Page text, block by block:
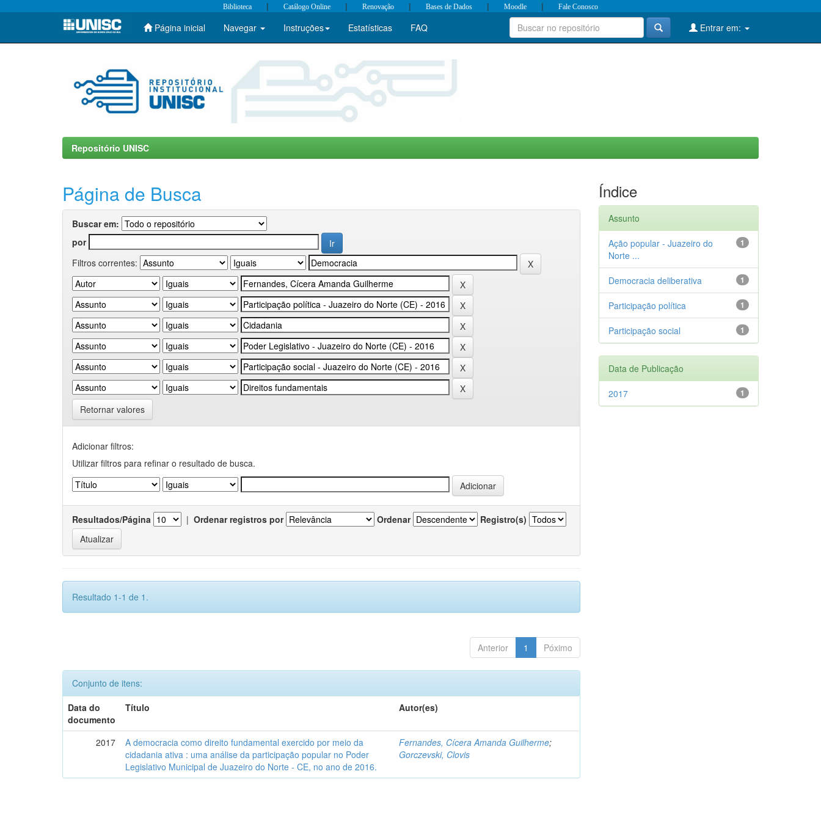
Skip
Biblioteca | Catálogo Online | Renovação | Bases de Dados | Moodle | Fale Conosco
Página inicial Navegar Instruções Estatísticas FAQ Entrar em:
Repositório UNISC
Página de Busca
Buscar em:
por
Filtros correntes:
Retornar valores
Adicionar filtros:
Utilizar filtros para refinar o resultado de busca.
Resultados/Página | Ordenar registros por Ordenar Registro(s)
Resultado 1-1 de 1.
Anterior 1 Póximo
Conjunto de itens:
Data do
documento
Título Autor(es)
2017
A democracia como direito fundamental exercido por meio da
cidadania ativa : uma análise da participação popular no Poder
Legislativo Municipal de Juazeiro do Norte - CE, no ano de 2016.
Fernandes, Cícera Amanda Guilherme;
Gorczevski, Clovis
Índice
Assunto
1
Ação popular - Juazeiro do
Norte ...
1
Democracia deliberativa
1
Participação política
1
Participação social
Data de Publicação
1
2017